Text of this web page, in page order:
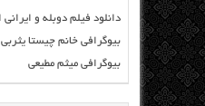
دانلود فیلم دوبله و
بیوگرافی خانم چیستا یثربی
بیوگرافی میثم مطیعی